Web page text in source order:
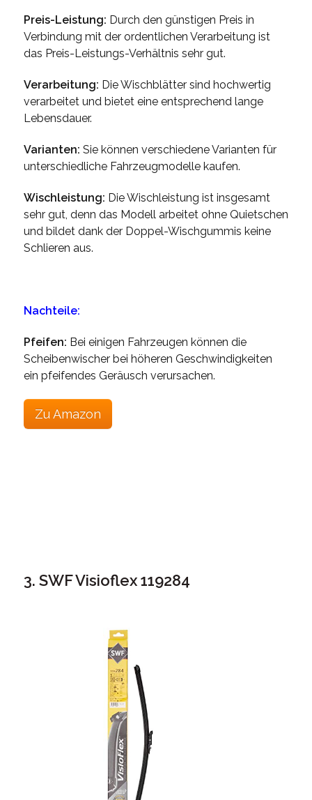
Preis-Leistung: Durch den günstigen Preis in
Verbindung mit der ordentlichen Verarbeitung ist
das Preis-Leistungs-Verhältnis sehr gut.
Verarbeitung: Die Wischblätter sind hochwertig
verarbeitet und bietet eine entsprechend lange
Lebensdauer.
Varianten: Sie können verschiedene Varianten für
unterschiedliche Fahrzeugmodelle kaufen.
Wischleistung: Die Wischleistung ist insgesamt
sehr gut, denn das Modell arbeitet ohne Quietschen
und bildet dank der Doppel-Wischgummis keine
Schlieren aus.
Nachteile:
Pfeifen: Bei einigen Fahrzeugen können die
Scheibenwischer bei höheren Geschwindigkeiten
ein pfeifendes Geräusch verursachen.
Zu Amazon
3. SWF Visioflex 119284